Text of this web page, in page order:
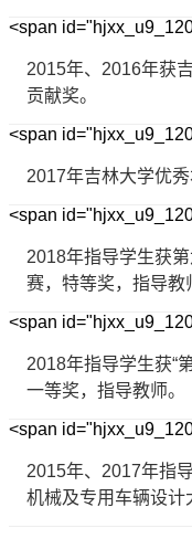
<span
2015年、2016年获
贡献奖。
<span
2017年吉林大学优
<span
2018年指导学生获
赛，特等奖，指导教
<span
2018年指导学生获“
一等奖，指导教师。
<span
2015年、2017年指
机械及专用车辆设计